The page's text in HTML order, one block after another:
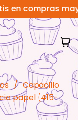
mayores
/ Capacillo
papel (415-